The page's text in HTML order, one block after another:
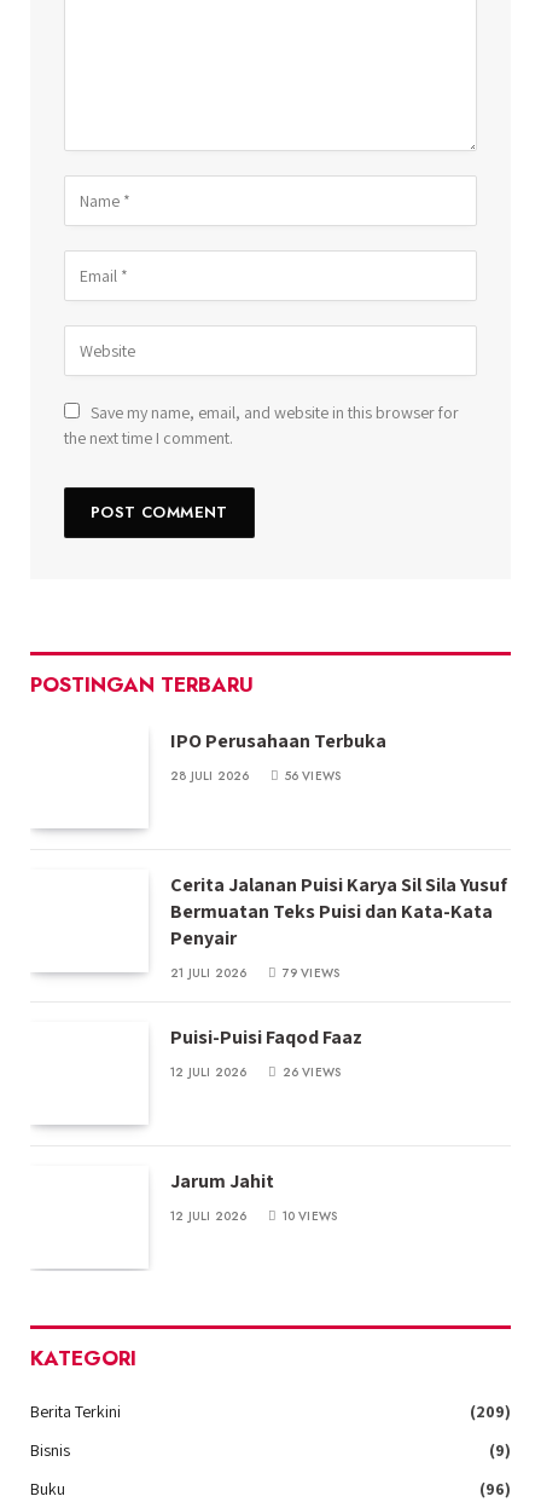
Save my name, email, and website in this browser for
the next time I comment.
POSTINGAN TERBARU
IPO Perusahaan Terbuka
28 JULI 2026 56VIEWS
Cerita Jalanan Puisi Karya Sil Sila Yusuf
Bermuatan Teks Puisi dan Kata-Kata
Penyair
21 JULI 2026 79VIEWS
Puisi-Puisi Faqod Faaz
12 JULI 2026 26VIEWS
Jarum Jahit
12 JULI 2026 10VIEWS
KATEGORI
Berita Terkini
(209)
Bisnis
(9)
Buku
(96)